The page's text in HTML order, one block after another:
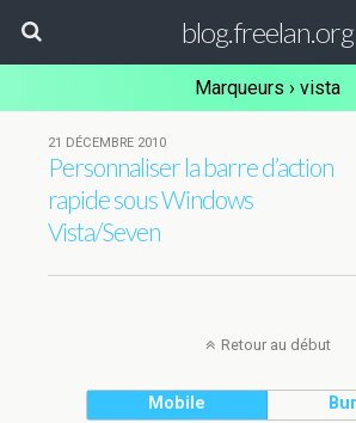
blog.freelan.org
Marqueurs › vista
21 DÉCEMBRE 2010
Personnaliser la barre d’action
rapide sous Windows
Vista/Seven
Retour au début
Mobile